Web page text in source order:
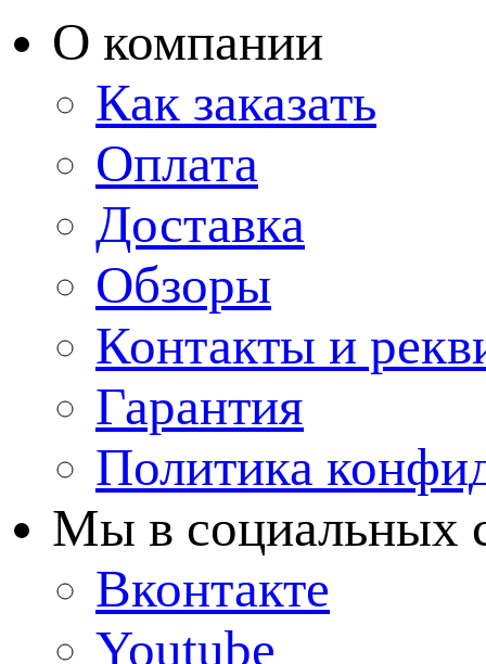
О компании
Как заказать
Оплата
Доставка
Обзоры
Контакты и
Гарантия
Политика
Мы в cоциальных
Вконтакте
Youtube